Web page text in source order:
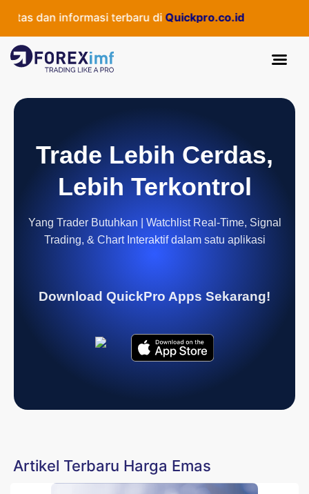
dan informasi terbaru diQuickpro.co.id
Trade Lebih Cerdas,
Lebih Terkontrol
Yang Trader Butuhkan | Watchlist Real-Time, Signal
Trading, & Chart Interaktif dalam satu aplikasi
Download QuickPro Apps Sekarang!
Artikel Terbaru Harga Emas